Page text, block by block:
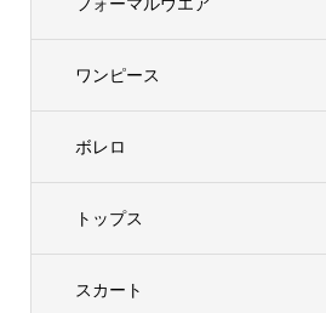
ワンピース
ボレロ
トップス
スカート